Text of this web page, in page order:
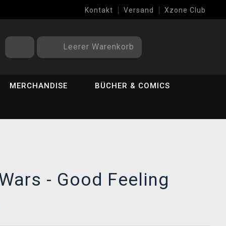
Kontakt Versand Xzone Club
Leerer Warenkorb
MERCHANDISE BÜCHER & COMICS
- Good Feeling